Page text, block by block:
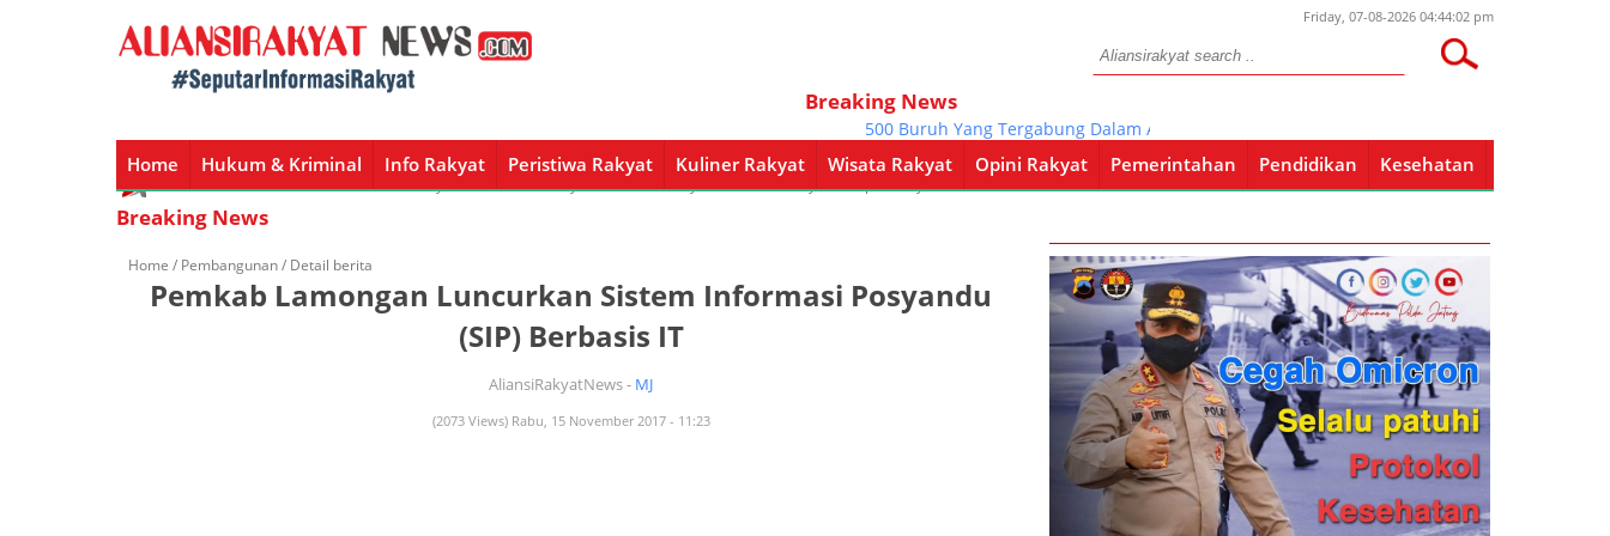
Friday, 07-08-2026 04:44:02 pm
Breaking News
500 Buruh Yang Tergabung Dalam APBJ Lakukan Long March
Home Hukum & Kriminal Info Rakyat Peristiwa Rakyat Kuliner Rakyat Wisata Rakyat Opini Rakyat Pemerintahan Pendidikan Kesehatan
Home Hukum & Kriminal Info Rakyat Peristiwa Rakyat Kuliner Rakyat Wisata Rakyat Opini Rakyat Pemerintahan Pendidikan Kesehatan
Breaking News
Home / Pembangunan/ Detail berita
Pemkab Lamongan Luncurkan Sistem Informasi Posyandu
(SIP) Berbasis IT
AliansiRakyatNews - MJ
(2073 Views) Rabu, 15 November 2017 - 11:23